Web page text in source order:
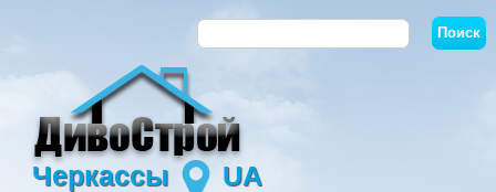
Черкассы UA